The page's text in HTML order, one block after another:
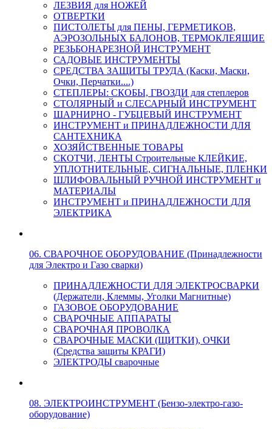
ЛЕЗВИЯ для НОЖЕЙ
ОТВЕРТКИ
ПИСТОЛЕТЫ для ПЕНЫ, ГЕРМЕТИКОВ,
АЭРОЗОЛЬНЫХ БАЛОНОВ, ТЕРМОКЛЕЯЩИЕ
РЕЗЬБОНАРЕЗНОЙ ИНСТРУМЕНТ
САДОВЫЕ ИНСТРУМЕНТЫ
СРЕДСТВА ЗАЩИТЫ ТРУДА (Каски, Маски,
Очки, Перчатки....)
СТЕПЛЕРЫ: СКОБЫ, ГВОЗДИ для степлеров
СТОЛЯРНЫЙ и СЛЕСАРНЫЙ ИНСТРУМЕНТ
ШАРНИРНО - ГУБЦЕВЫЙ ИНСТРУМЕНТ
ИНСТРУМЕНТ и ПРИНАДЛЕЖНОСТИ ДЛЯ
САНТЕХНИКА
ХОЗЯЙСТВЕННЫЕ ТОВАРЫ
СКОТЧИ, ЛЕНТЫ Строительные КЛЕЙКИЕ,
УПЛОТНИТЕЛЬНЫЕ, СИГНАЛЬНЫЕ, ПЛЕНКИ
ШЛИФОВАЛЬНЫЙ РУЧНОЙ ИНСТРУМЕНТ и
МАТЕРИАЛЫ
ИНСТРУМЕНТ и ПРИНАДЛЕЖНОСТИ ДЛЯ
ЭЛЕКТРИКА
06. СВАРОЧНОЕ ОБОРУДОВАНИЕ (Принадлежности
для Электро и Газо сварки)
ПРИНАДЛЕЖНОСТИ ДЛЯ ЭЛЕКТРОСВАРКИ
(Держатели, Клеммы, Уголки Магнитные)
ГАЗОВОЕ ОБОРУДОВАНИЕ
СВАРОЧНЫЕ АППАРАТЫ
СВАРОЧНАЯ ПРОВОЛКА
СВАРОЧНЫЕ МАСКИ (ЩИТКИ), ОЧКИ
(Средства защиты КРАГИ)
ЭЛЕКТРОДЫ сварочные
08. ЭЛЕКТРОИНСТРУМЕНТ (Бензо-электро-газо-
оборудование)